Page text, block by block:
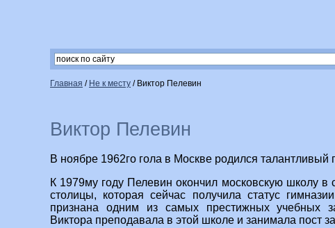
Главная / Не к месту / Виктор Пелевин
Виктор Пелевин
В ноябре 1962го гола в Москве родился талантливый
К 1979му году Пелевин окончил московскую школу в
столицы, которая сейчас получила статус
признана одним из самых престижных учебных
Виктора преподавала в этой школе и занимала пост